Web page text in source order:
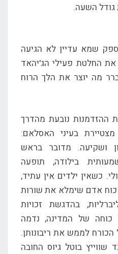
השעה.
שמא עדיין לא הגיעה
החלטת פעילי הג'יהאד
מה יוצר את הלך הרוח
ההזדמנות נובעת מהדרך
בעיני האסלאם:
ושקיעה. מדובר בראש
בילודה, תופעה
כשאין ילדים אין עתיד,
כוח אדם שימלא את שורות
בהדגשת זכויות
כוחה של המדינה, נדמה
לממש את ריבונותן.
בוטל גיוס החובה